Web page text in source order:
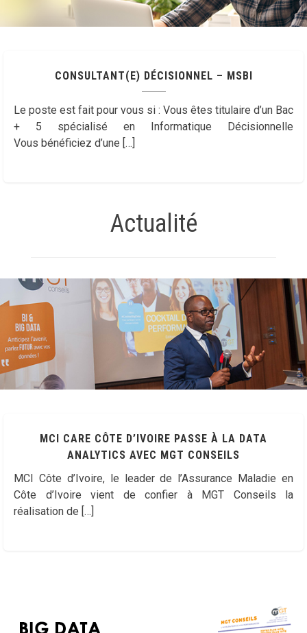
CONSULTANT(E) DÉCISIONNEL – MSBI
Le poste est fait pour vous si : Vous êtes titulaire d’un Bac
+ 5 spécialisé en Informatique Décisionnelle
Vous bénéficiez d’une […]
Actualité
MCI CARE CÔTE D’IVOIRE PASSE À LA DATA
ANALYTICS AVEC MGT CONSEILS
MCI Côte d’Ivoire, le leader de l’Assurance Maladie en
Côte d’Ivoire vient de confier à MGT Conseils la
réalisation de […]